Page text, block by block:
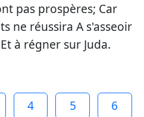
pas prospères; Car
ne réussira A s'asseoir
à régner sur Juda.
4 5
6